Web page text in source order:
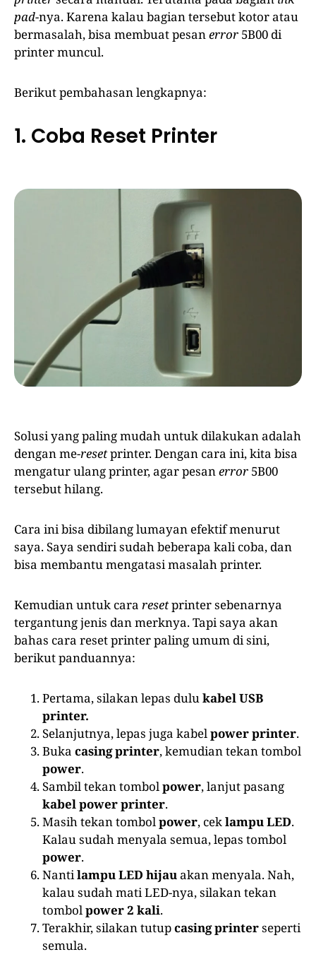
pad-nya. Karena kalau bagian tersebut kotor atau
bermasalah, bisa membuat pesanerror 5B00 di
printer muncul.
Berikut pembahasan lengkapnya:
1. Coba Reset Printer
Solusi yang paling mudah untuk dilakukan adalah
dengan me-resetprinter. Dengan cara ini, kita bisa
mengatur ulang printer, agar pesanerror 5B00
tersebut hilang.
Cara ini bisa dibilang lumayan efektif menurut
saya. Saya sendiri sudah beberapa kali coba, dan
bisa membantu mengatasi masalah printer.
Kemudian untuk cara resetprinter sebenarnya
tergantung jenis dan merknya. Tapi saya akan
bahas cara reset printer paling umum di sini,
berikut panduannya:
Pertama, silakan lepas dulukabelUSB
printer.
Selanjutnya, lepas juga kabelpower printer.
Buka casing printer, kemudian tekan tombol
power.
Sambil tekan tombolpower, lanjut pasang
kabel power printer.
Masih tekan tombolpower, ceklampu LED.
Kalau sudah menyala semua, lepas tombol
power.
Nantilampu LED hijauakan menyala. Nah,
kalau sudah mati LED-nya, silakan tekan
tombolpower 2 kali.
Terakhir, silakan tutupcasing printerseperti
semula.